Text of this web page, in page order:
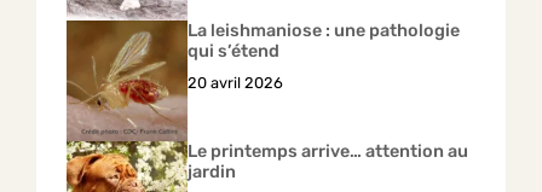
La leishmaniose : une pathologie
qui s’étend
20 avril 2026
Le printemps arrive… attention au
jardin